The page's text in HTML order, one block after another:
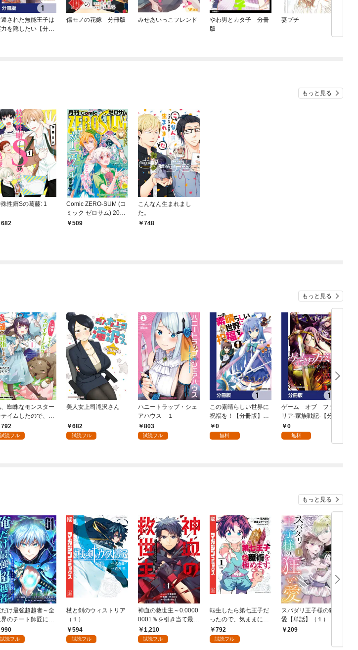
された無能王子は
を隠したい【分冊
傷モノの花嫁 分冊版 みせあいっこフレンド
やわ男とカタ子 分冊
版
妻プチ
もっと見る
性癖Sの葛藤: 1
682
Comic ZERO-SUM (コ
ミック ゼロサム) 2017
年6月号[雑誌]
509
こんなん生まれまし
た。
748
もっと見る
蜘蛛なモンスター
テイムしたので、ス
イダーシルクで裁縫
張ります！ 1
792
試読フル
美人女上司滝沢さん
682
試読フル
ハニートラップ・シェ
アハウス １
803
試読フル
この素晴らしい世界に
祝福を！【分冊版】
1 0
無料
ゲーム オブ ファミ
リア-家族戦記-【分冊
版】 1
0
無料
もっと見る
け最強超越者～全
のチート師匠に認
られた～【単行本】
）
990
試読フル
杖と剣のウィストリア
（１）
594
試読フル
神血の救世主～0.0000
0001％を引き当て最強
へ～【電子書籍特典
付】（１）
1,210
試読フル
転生したら第七王子だ
ったので、気ままに魔
術を極めます（１）
792
試読フル
スパダリ王子様の狂い
愛【単話】（１）
209